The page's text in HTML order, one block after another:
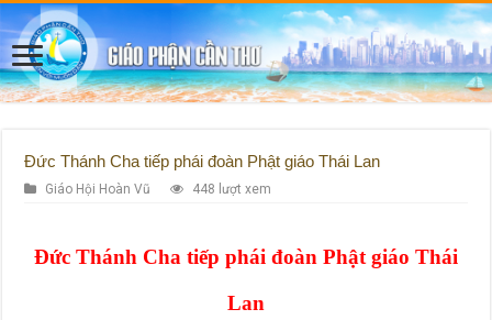
Đức Thánh Cha tiếp phái đoàn Phật giáo Thái Lan
Giáo Hội Hoàn Vũ 448 lượt xem
Đức Thánh Cha tiếp phái đoàn Phật giáo Thái
Lan